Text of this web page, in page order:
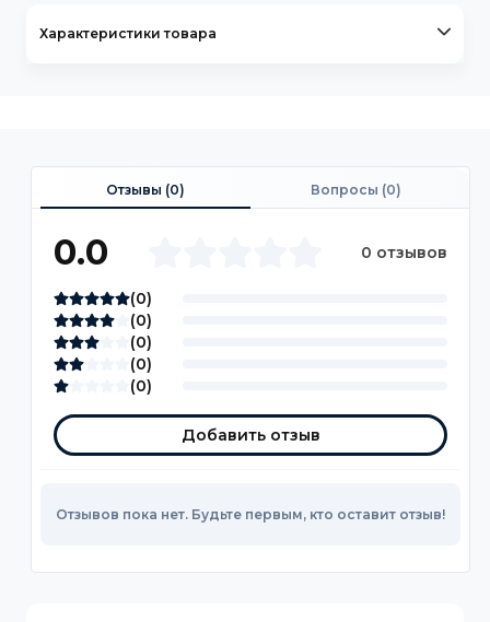
Характеристики товара
Отзывы (0) Вопросы (0)
0.0 0 отзывов
(0)
(0)
(0)
(0)
(0)
Добавить отзыв
Отзывов пока нет. Будьте первым, кто оставит отзыв!